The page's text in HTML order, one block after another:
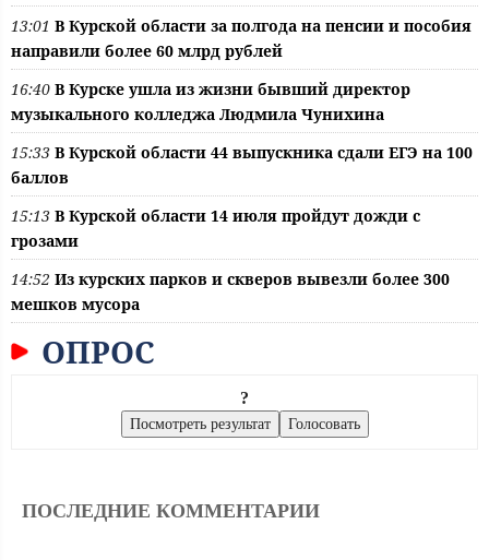
13:01 В Курской области за полгода на пенсии и пособия
направили более 60 млрд рублей
16:40 В Курске ушла из жизни бывший директор
музыкального колледжа Людмила Чунихина
15:33 В Курской области 44 выпускника сдали ЕГЭ на 100
баллов
15:13 В Курской области 14 июля пройдут дожди с
грозами
14:52 Из курских парков и скверов вывезли более 300
мешков мусора
ОПРОС
?
ПОСЛЕДНИЕ КОММЕНТАРИИ